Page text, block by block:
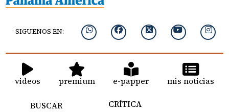
SIGUENOS EN:
videos premium e-papper mis noticias
BUSCAR
CRÍTICA